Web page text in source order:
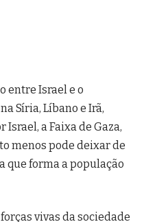
entre Israel e o
Síria, Líbano e Irã,
a Faixa de Gaza,
menos pode deixar de
que forma a população
vivas da sociedade